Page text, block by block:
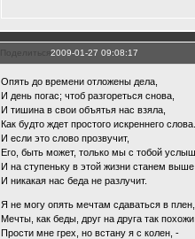
Поделиться2009-01-27 09:08:17
Опять до времени отложены дела,
И день погас; чтоб разгореться снова,
И тишина в свои объятья нас взяла,
Как будто ждет простого искреннего
И если это слово прозвучит,
Его, быть может, только мы с тобой
И на ступеньку в этой жизни станем
И никакая нас беда не разлучит.
Я не могу опять мечтам сдаваться в плен,
Мечты, как беды, друг на друга так
Прости мне грех, но встану я с колен, -